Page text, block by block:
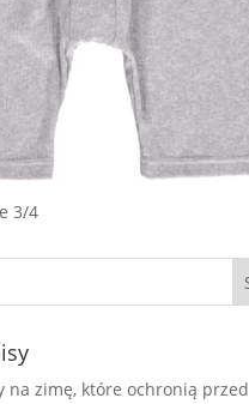
3/4
na zimę, które ochronią przed